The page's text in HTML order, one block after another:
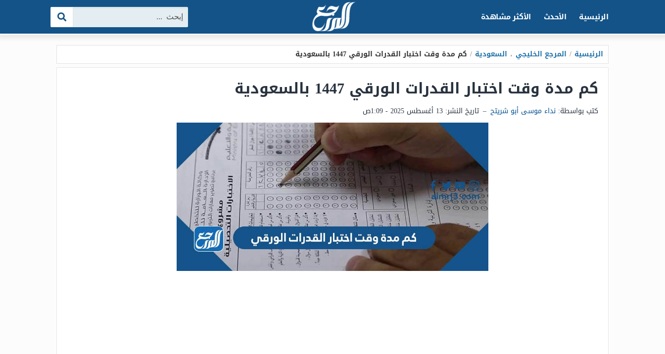
الرئيسية الأحدث الأكثر مشاهدة البحث:
الرئيسية / المرجع الخليجي ، السعودية / كم مدة وقت اختبار القدرات الورقي 1447 بالسعودية
كم مدة وقت اختبار القدرات الورقي 1447 بالسعودية
كتب بواسطة: نداء موسى أبو شريتح – تاريخ النشر: 13 أغسطس 2025 - 1:09ص